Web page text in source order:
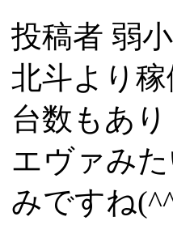
投稿者 弱
北斗より
台数もあ
エヴァみ
みですね